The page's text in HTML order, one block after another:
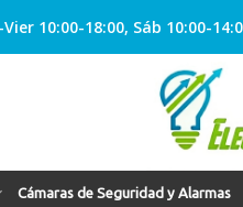
10:00-18:00, Sáb 10:00-
Cámaras de Seguridad y Alarmas